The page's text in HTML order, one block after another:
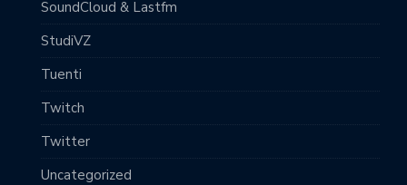
SoundCloud & Lastfm
StudiVZ
Tuenti
Twitch
Twitter
Uncategorized